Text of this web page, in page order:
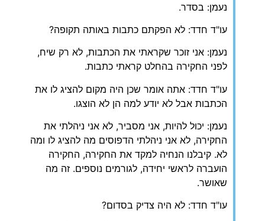
נעמן: בסדר.
עו"ד חדד: לא הפקתם כתבות באותה תקופה?
נעמן: אני זוכר שקראתי את הכתבות, לא רק שיח,
לפני החקירה בהחלט קראתי כתבות.
עו"ד חדד: אתה אומר שכן היה מקום להציג לו את
הכתבות אבל לא יודע למה הן לא הוצגו.
נעמן: יכול להיות, אני מסביר, לא אני ניהלתי את
החקירה, לא אני ניהלתי הדפוסים מה להציג לו ומה
לא. קיבלנו הנחיה למקד את החקירה, החקירה
הועברה לראשי יחידה, לגורמים נוספים. זה מה
שאושר.
עו"ד חדד: לא היה צדיק בסדום?